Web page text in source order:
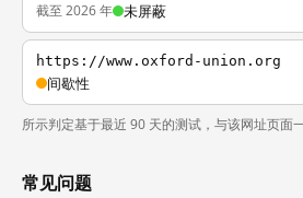
截至 2026 年 未屏蔽
https://www.oxford-union.org
间歇性
所示判定基于最近 90 天的测试，与该网址页面一
常见问题